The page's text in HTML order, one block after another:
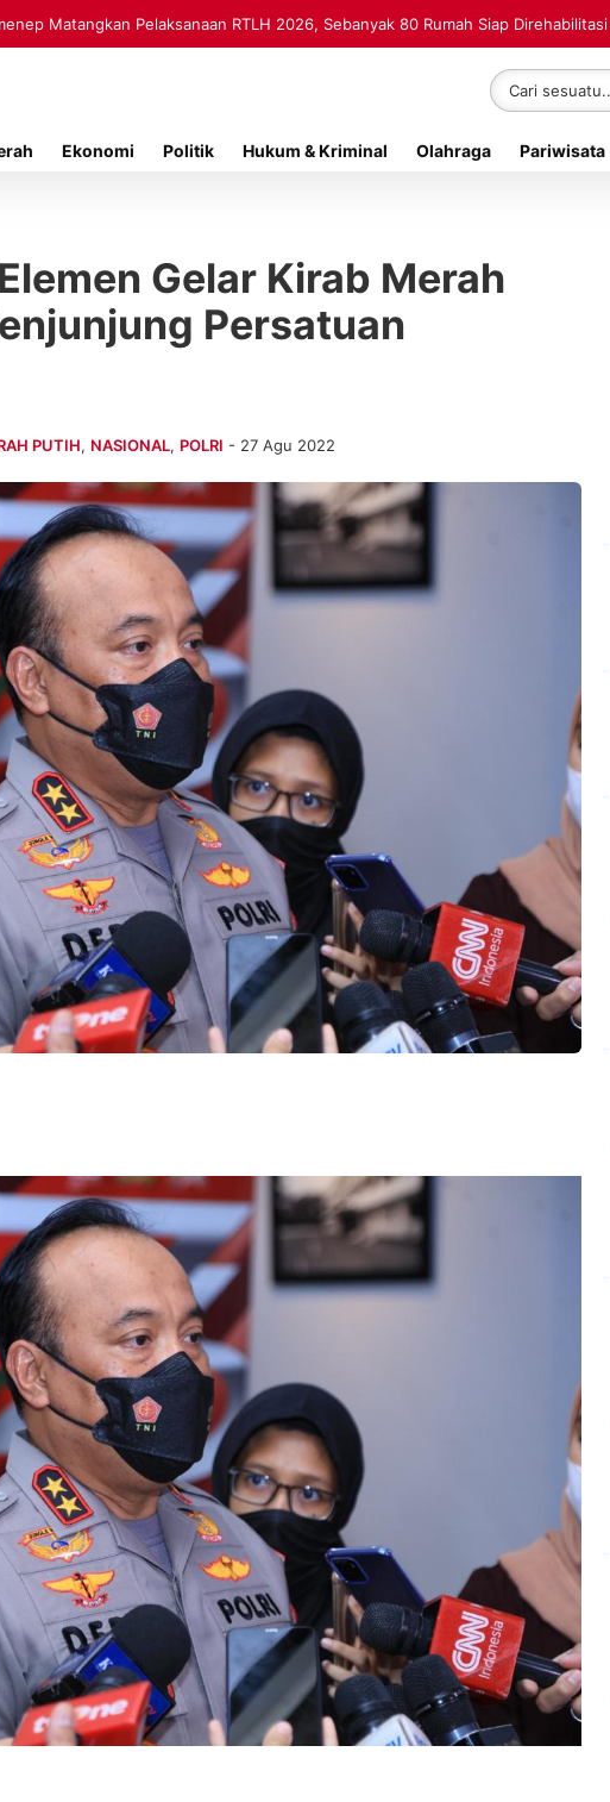
Matangkan Pelaksanaan RTLH 2026, Sebanyak 80 Rumah Siap Direhabilitasi
Ekonomi Politik Hukum & Kriminal Olahraga Pariwisata
Gelar Kirab Merah
Persatuan
PUTIH, NASIONAL, POLRI - 27 Agu 2022